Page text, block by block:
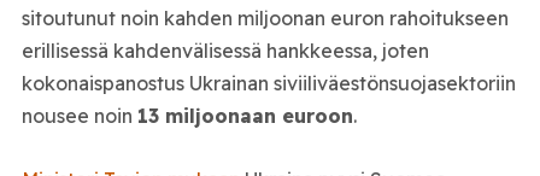
sitoutunut noin kahden miljoonan euron rahoitukseen
erillisessä kahdenvälisessä hankkeessa, joten
kokonaispanostus Ukrainan siviiliväestönsuojasektoriin
nousee noin 13 miljoonaan euroon.